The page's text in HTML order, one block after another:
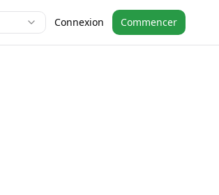
Connexion Commencer